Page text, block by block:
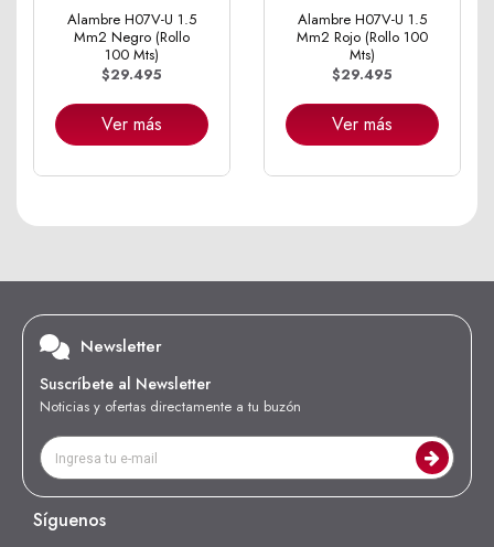
Alambre H07V-U 1.5
Mm2 Negro (Rollo
100 Mts)
$29.495
Ver más
Alambre H07V-U 1.5
Mm2 Rojo (Rollo 100
Mts)
$29.495
Ver más
Newsletter
Suscríbete al Newsletter
Noticias y ofertas directamente a tu buzón
Síguenos